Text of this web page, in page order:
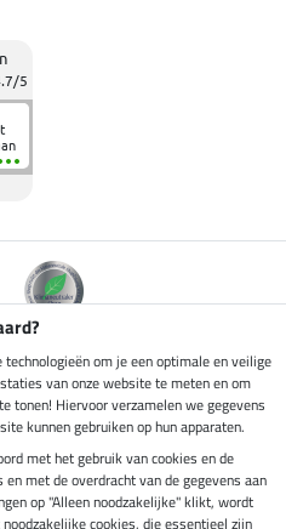
/5
om je een optimale en veilige
van onze website te meten en om
tonen! Hiervoor verzamelen we gegevens
kunnen gebruiken op hun apparaten.
met het gebruik van cookies en de
met de overdracht van de gegevens aan
op "Alleen noodzakelijke" klikt, wordt
cookies, die essentieel zijn